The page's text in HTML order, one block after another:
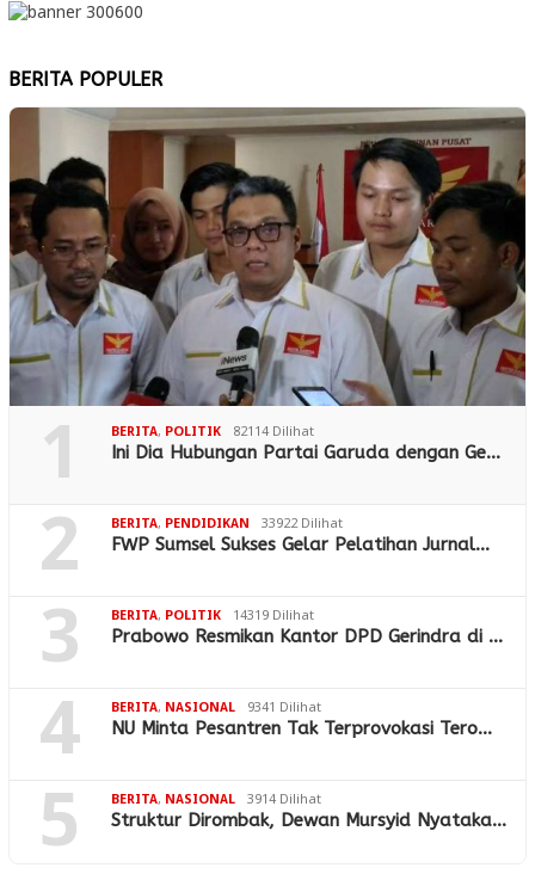
BERITA POPULER
1 BERITA, POLITIK 82114 Dilihat
Ini Dia Hubungan Partai Garuda dengan Ge…
2 BERITA, PENDIDIKAN 33922 Dilihat
FWP Sumsel Sukses Gelar Pelatihan Jurnal…
3 BERITA, POLITIK 14319 Dilihat
Prabowo Resmikan Kantor DPD Gerindra di …
4 BERITA, NASIONAL 9341 Dilihat
NU Minta Pesantren Tak Terprovokasi Tero…
5 BERITA, NASIONAL 3914 Dilihat
Struktur Dirombak, Dewan Mursyid Nyataka…